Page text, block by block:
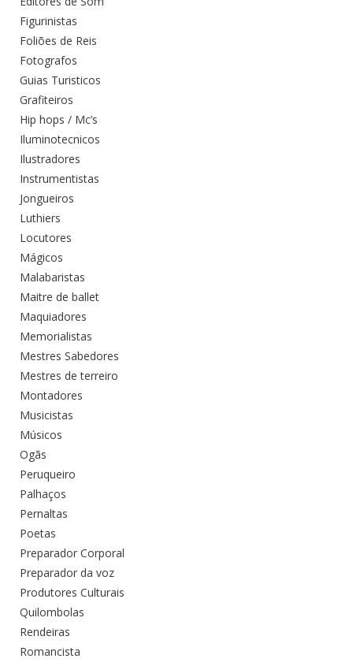
Figurinistas
Foliões de Reis
Fotografos
Guias Turisticos
Grafiteiros
Hip hops / Mc’s
Iluminotecnicos
Ilustradores
Instrumentistas
Jongueiros
Luthiers
Locutores
Mágicos
Malabaristas
Maitre de ballet
Maquiadores
Memorialistas
Mestres Sabedores
Mestres de terreiro
Montadores
Musicistas
Músicos
Ogãs
Peruqueiro
Palhaços
Pernaltas
Poetas
Preparador Corporal
Preparador da voz
Produtores Culturais
Quilombolas
Rendeiras
Romancista